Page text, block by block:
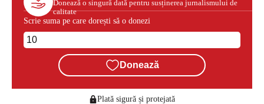
Donează o singură dată pentru susținerea jurnalismului de
calitate
Scrie suma pe care dorești să o donezi
Donează
Plată sigură și protejată